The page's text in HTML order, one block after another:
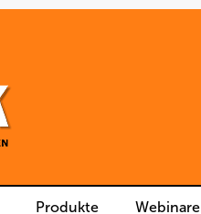
Produkte Webinare